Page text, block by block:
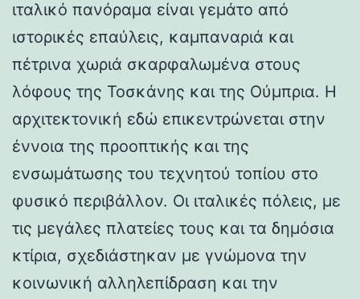
ιταλικό πανόραμα είναι γεμάτο από
ιστορικές επαύλεις, καμπαναριά και
πέτρινα χωριά σκαρφαλωμένα στους
λόφους της Τοσκάνης και της Ούμπρια. Η
αρχιτεκτονική εδώ επικεντρώνεται στην
έννοια της προοπτικής και της
ενσωμάτωσης του τεχνητού τοπίου στο
φυσικό περιβάλλον. Οι ιταλικές πόλεις, με
τις μεγάλες πλατείες τους και τα δημόσια
κτίρια, σχεδιάστηκαν με γνώμονα την
κοινωνική αλληλεπίδραση και την